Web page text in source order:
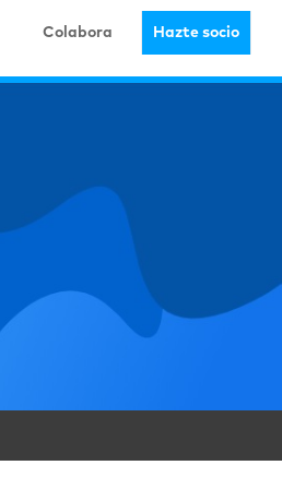
Colabora Hazte socio